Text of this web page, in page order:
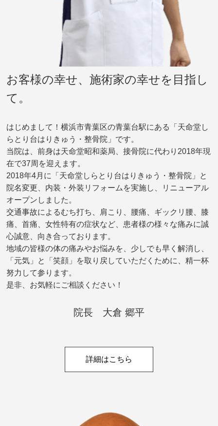
お客様の幸せ、施術家の幸せを目指し
て。
はじめまして！横浜市青葉区の青葉台駅にある「天命堂し
らとり台はりきゅう・整骨院」です。
当院は、前身は天命堂昭和薬局、接骨院に代わり2018年現
在で37周を迎えます。
2018年4月に「天命堂しらとり台はりきゅう・整骨院」と
院名変更、内装・外装リフォームを実施し、リニューアル
オープンしました。
交通事故によるむち打ち、肩こり、腰痛、ギックリ腰、膝
痛、首痛、女性特有の症状など、患者様の様々な痛みに誠
心誠意、向き合っております。
地域の皆様の体の痛みやお悩みを、少しでも早く解消し、
「元気」と「笑顔」を取り戻していただくために、精一杯
努力して参ります。
是非、お気軽にご相談ください！
院長 大倉 郷平
詳細はこちら